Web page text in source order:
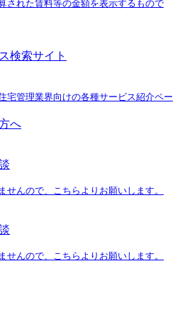
された賃料等の金額を表示するもので
検索サイト
宅管理業界向けの各種サービス紹介ペー
へ
せんので、こちらよりお願いします。
せんので、こちらよりお願いします。